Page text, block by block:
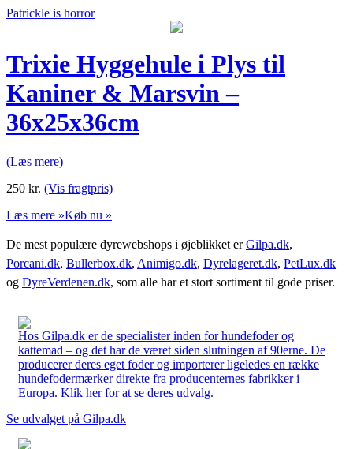
Patrickle is horror
Trixie Hyggehule i Plys til
Kaniner & Marsvin –
36x25x36cm
(Læs mere)
250 kr. (Vis fragtpris)
Læs mere »Køb nu »
De mest populære dyrewebshops i øjeblikket erGilpa.dk,
Porcani.dk, Bullerbox.dk, Animigo.dk, Dyrelageret.dk, PetLux.dk
og DyreVerdenen.dk, som alle har et stort sortiment til gode priser.
Hos Gilpa.dk er de specialister inden for hundefoder og
kattemad – og det har de været siden slutningen af 90erne. De
producerer deres eget foder og importerer ligeledes en række
hundefodermærker direkte fra producenternes fabrikker i
Europa. Klik her for at se deres udvalg.
Se udvalget på Gilpa.dk